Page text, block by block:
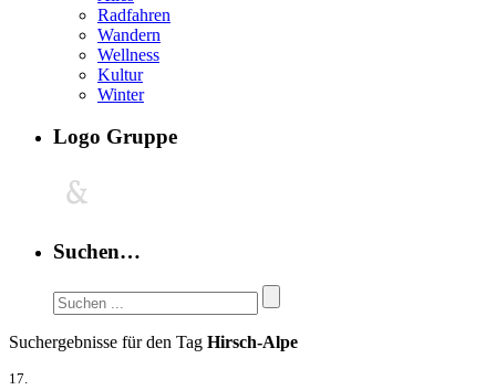
Radfahren
Wandern
Wellness
Kultur
Winter
Logo Gruppe
Suchen…
Suchergebnisse für den Tag Hirsch-Alpe
17.